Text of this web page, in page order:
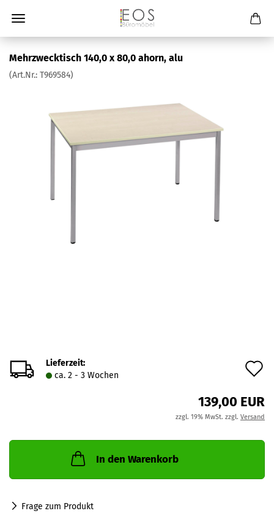
Mehrzwecktisch 140,0 x 80,0 ahorn, alu
(Art.Nr.: T969584)
Lieferzeit:
ca. 2 - 3 Wochen
139,00 EUR
zzgl. 19% MwSt. zzgl. Versand
In den Warenkorb
Frage zum Produkt